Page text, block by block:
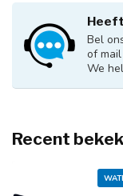
Bel
of
We
Recent